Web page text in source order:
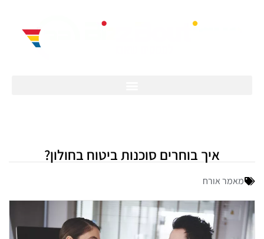
איך בוחרים סוכנות ביטוח בחולון?
מאמר אורח